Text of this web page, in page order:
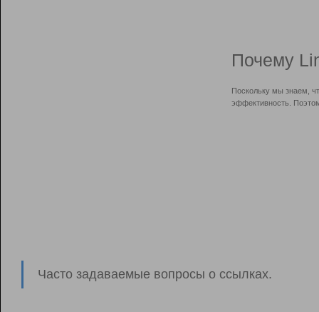
Почему
Поскольку мы знаем,
эффективность.
Часто задаваемые вопросы о ссылках.